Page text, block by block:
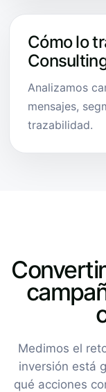
Cómo lo
Analizamos
mensajes,
trazabilidad.
Medimos el
inversión está
qué acciones